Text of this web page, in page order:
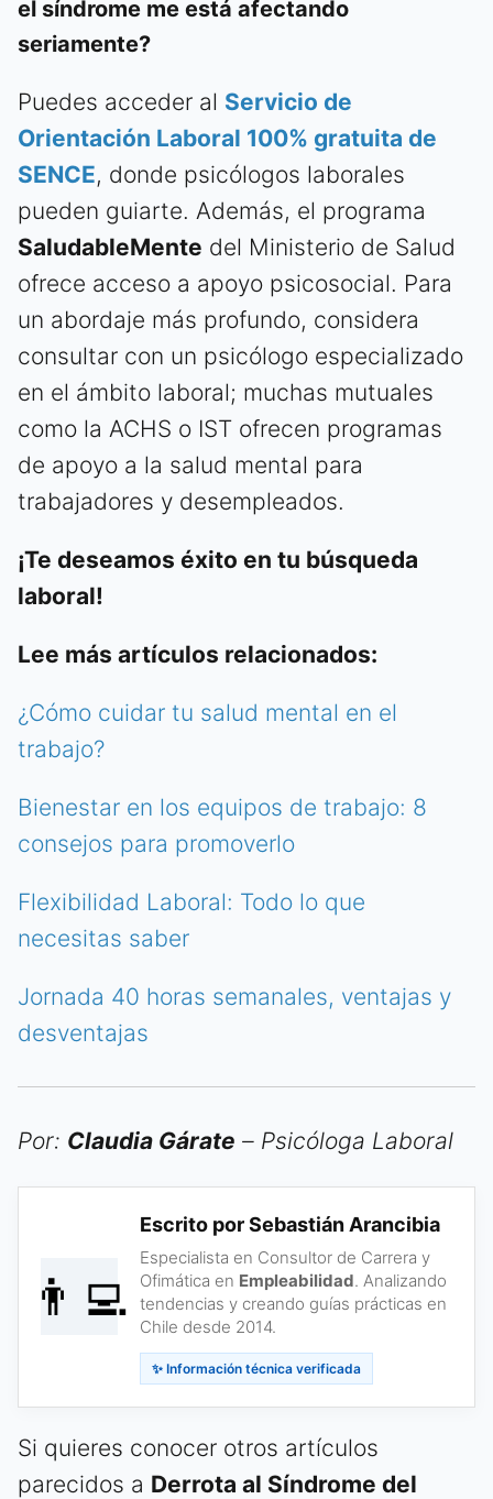
el síndrome me está afectando
seriamente?
Puedes acceder al Servicio de
Orientación Laboral 100% gratuita de
SENCE, donde psicólogos laborales
pueden guiarte. Además, el programa
SaludableMente del Ministerio de Salud
ofrece acceso a apoyo psicosocial. Para
un abordaje más profundo, considera
consultar con un psicólogo especializado
en el ámbito laboral; muchas mutuales
como la ACHS o IST ofrecen programas
de apoyo a la salud mental para
trabajadores y desempleados.
¡Te deseamos éxito en tu búsqueda
laboral!
Lee más artículos relacionados:
¿Cómo cuidar tu salud mental en el
trabajo?
Bienestar en los equipos de trabajo: 8
consejos para promoverlo
Flexibilidad Laboral: Todo lo que
necesitas saber
Jornada 40 horas semanales, ventajas y
desventajas
Por: Claudia Gárate – Psicóloga Laboral
👨‍💻
Escrito por Sebastián Arancibia
Especialista en Consultor de Carrera y
Ofimática en Empleabilidad. Analizando
tendencias y creando guías prácticas en
Chile desde 2014.
✨ Información técnica verificada
Si quieres conocer otros artículos
parecidos a Derrota al Síndrome del